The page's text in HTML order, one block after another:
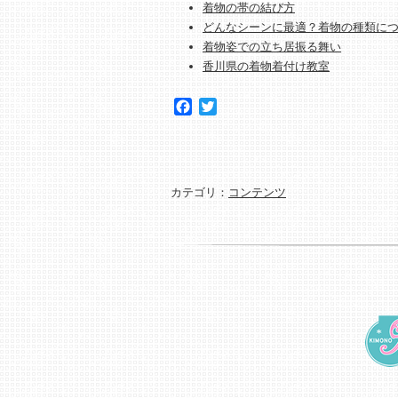
着物の帯の結び方
どんなシーンに最適？着物の種類に
着物姿での立ち居振る舞い
香川県の着物着付け教室
Facebook
カテゴリ： コンテンツ